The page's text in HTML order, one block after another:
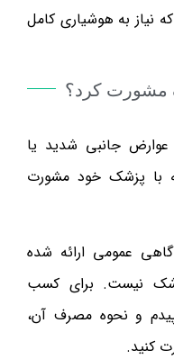
نیاز به هوشیاری کامل
مشورت کرد؟
جانبی شدید یا
با پزشک خود مشورت
عمومی ارائه شده
نیست. برای کسب
و نحوه مصرف آن،
کنید.